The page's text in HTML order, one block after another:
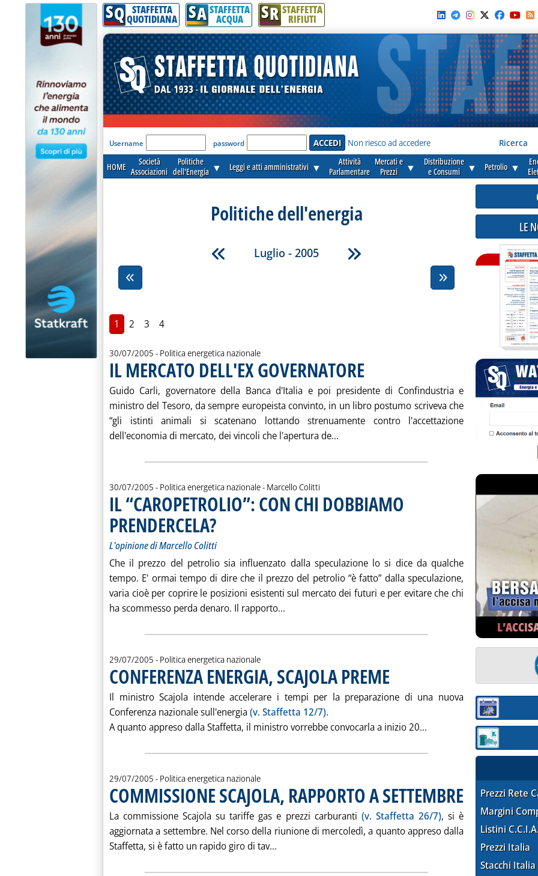
SQ STAFFETTA
QUOTIDIANA SA STAFFETTA
ACQUA SR STAFFETTA
RIFIUTI
'Modulo Login per accedere'
Username password Non riesco ad accedere Ricerca
HOME
Società
Associazioni
Politiche
dell'Energia ▼ Leggi e atti amministrativi ▼
Attività
Parlamentare
Mercati e
Prezzi
▼
Distribuzione
e Consumi
▼ Petrolio ▼
Politiche dell'energia
Luglio - 2005
1 2 3 4
30/07/2005 - Politica energetica nazionale
IL MERCATO DELL'EX GOVERNATORE . Pubblicata sabato 30 luglio 2005 alle 15.0.
Guido Carli, governatore della Banca d'Italia e poi presidente di Confindustria e
ministro del Tesoro, da sempre europeista convinto, in un libro postumo scriveva che
“gli istinti animali si scatenano lottando strenuamente contro l'accettazione
dell'economia di mercato, dei vincoli che l'apertura de... Leggi tutta la notizia: 'IL MERCATO DELL'EX
30/07/2005 - Politica energetica nazionale - di:
Marcello Colitti
IL “CAROPETROLIO”: CON CHI DOBBIAMO
PRENDERCELA?. Sottotitolo: L'opinione di Marcello Colitti
. Pubblicata sabato 30 luglio 2005 alle 14.58.
L'opinione di Marcello Colitti
Che il prezzo del petrolio sia influenzato dalla speculazione lo si dice da qualche
tempo. E' ormai tempo di dire che il prezzo del petrolio “è fatto” dalla speculazione,
varia cioè per coprire le posizioni esistenti sul mercato dei futuri e per evitare che chi
ha scommesso perda denaro. Il rapporto... Leggi tutta la notizia: 'IL “CAROPETROLIO”: CON CHI
29/07/2005 - Politica energetica nazionale
CONFERENZA ENERGIA, SCAJOLA PREME
Il ministro Scajola intende accelerare i tempi per la preparazione di una nuova
Conferenza nazionale sull'energia(v. Staffetta 12/7).
A quanto appreso dalla Staffetta, il ministro vorrebbe convocarla a inizio 20... Leggi tutta la notizia:
29/07/2005 - Politica energetica nazionale
COMMISSIONE SCAJOLA, RAPPORTO A SETTEMBRE . Pubblicata venerdì 29
La commissione Scajola su tariffe gas e prezzi carburanti (v. Staffetta 26/7), si è
aggiornata a settembre. Nel corso della riunione di mercoledì, a quanto appreso dalla
Staffetta, si è fatto un rapido giro di tav... Leggi tutta la notizia: 'COMMISSIONE SCAJOLA, RAPPORTO
LE
Sezione:
Sezione:
Prezzi Rete
Margini
Listini
Prezzi Italia
Stacchi Italia